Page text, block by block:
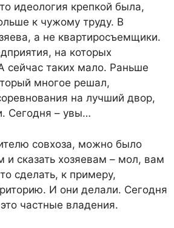
идеология крепкой была,
к чужому труду. В
а не квартиросъемщики.
на которых
сейчас таких мало. Раньше
многое решал,
на лучший двор,
Сегодня – увы…
совхоза, можно было
и сказать хозяевам – мол, вам
сделать, к примеру,
И они делали. Сегодня
частные владения.